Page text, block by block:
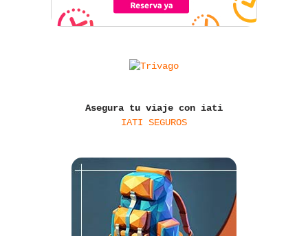
Asegura tu viaje con iati
IATI SEGUROS